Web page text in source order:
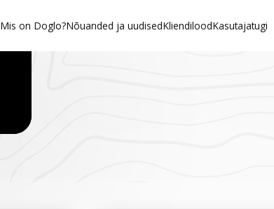
Mis on Doglo?Nõuanded ja uudisedKliendiloodKasutajatugi